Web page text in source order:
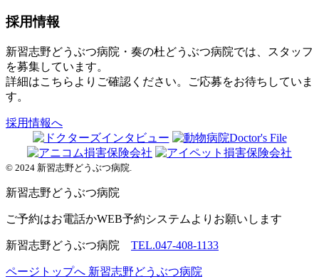
採用情報
新習志野どうぶつ病院・奏の杜どうぶつ病院では、スタッフ
を募集しています。
詳細はこちらよりご確認ください。ご応募をお待ちしていま
す。
採用情報へ
© 2024 新習志野どうぶつ病院.
新習志野どうぶつ病院
ご予約はお電話かWEB予約システムよりお願いします
新習志野どうぶつ病院 TEL.047-408-1133
ページトップへ 新習志野どうぶつ病院